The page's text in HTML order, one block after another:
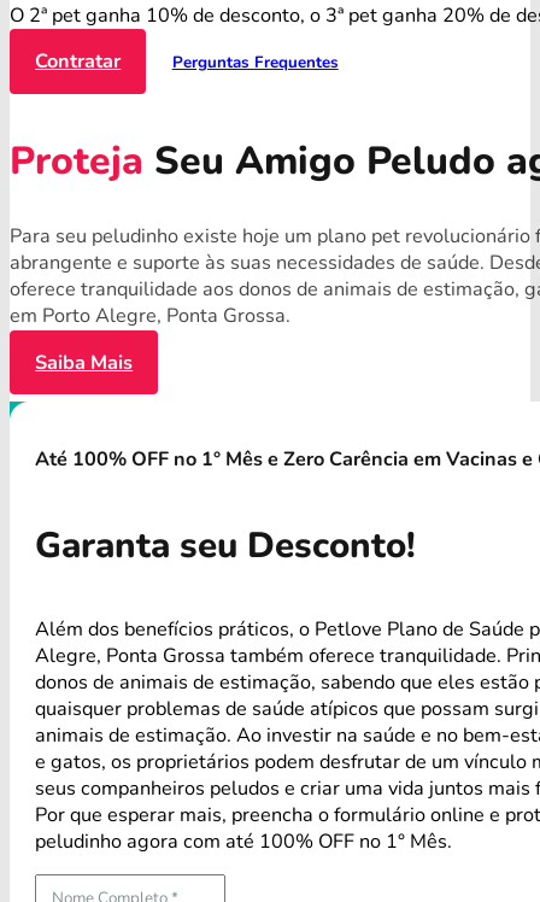
O 2ª pet ganha 10% de desconto, o 3ª pet ganha 20% de
Contratar
Perguntas Frequentes
Proteja Seu Amigo Peludo
Para seu peludinho existe hoje um plano pet
abrangente e suporte às suas necessidades de saúde.
oferece tranquilidade aos donos de animais de estimação,
em Porto Alegre, Ponta Grossa.
Saiba Mais
Até 100% OFF no 1° Mês e Zero Carência em Vacinas
Garanta seu Desconto!
Além dos benefícios práticos, o Petlove Plano de Saúde
Alegre, Ponta Grossa também oferece tranquilidade.
donos de animais de estimação, sabendo que eles estão
quaisquer problemas de saúde atípicos que possam
animais de estimação. Ao investir na saúde e no bem-
e gatos, os proprietários podem desfrutar de um vínculo
seus companheiros peludos e criar uma vida juntos mais
Por que esperar mais, preencha o formulário online e
peludinho agora com até 100% OFF no 1° Mês.